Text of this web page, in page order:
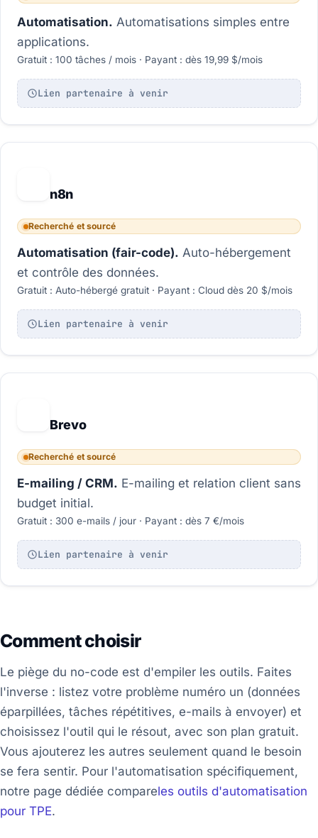
Automatisation. Automatisations simples entre
applications.
Gratuit : 100 tâches / mois · Payant : dès 19,99 $/mois
Lien partenaire à venir
n8n
Recherché et sourcé
Automatisation (fair-code). Auto-hébergement
et contrôle des données.
Gratuit : Auto-hébergé gratuit · Payant : Cloud dès 20 $/mois
Lien partenaire à venir
Brevo
Recherché et sourcé
E-mailing / CRM. E-mailing et relation client sans
budget initial.
Gratuit : 300 e-mails / jour · Payant : dès 7 €/mois
Lien partenaire à venir
Comment choisir
Le piège du no-code est d'empiler les outils. Faites
l'inverse : listez votre problème numéro un (données
éparpillées, tâches répétitives, e-mails à envoyer) et
choisissez l'outil qui le résout, avec son plan gratuit.
Vous ajouterez les autres seulement quand le besoin
se fera sentir. Pour l'automatisation spécifiquement,
notre page dédiée compareles outils d'automatisation
pour TPE.